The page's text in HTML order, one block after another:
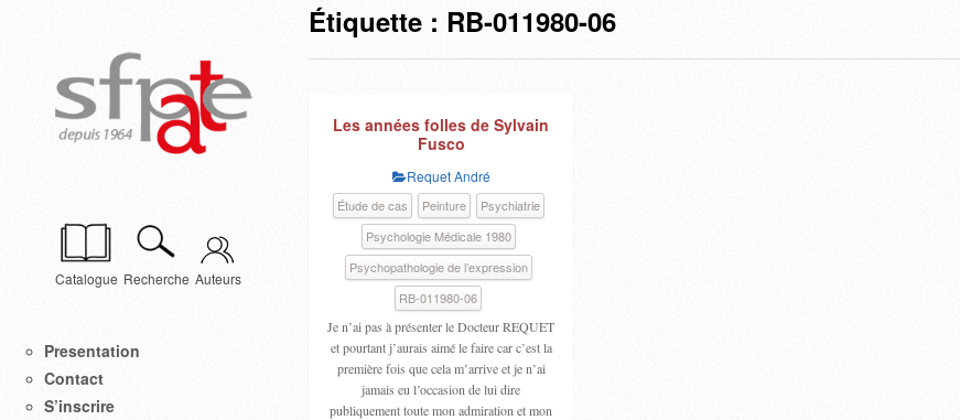
Catalogue Recherche Auteurs
Presentation
Contact
S’inscrire
Étiquette : RB-011980-06
Les années folles de Sylvain
Fusco
Requet André
Étude de cas Peinture
Psychiatrie
Psychologie Médicale 1980
Psychopathologie de l’expression
RB-011980-06
Je n’ai pas à présenter le Docteur REQUET
et pourtant j’aurais aimé le faire car c’est la
première fois que cela m’arrive et je n’ai
jamais eu l’occasion de lui dire
publiquement toute mon admiration et mon